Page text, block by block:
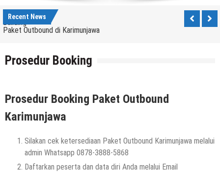
Recent News
Building
Paket Outbound di Karimunjawa
Snorkeling Karimunjawa setelah Outing dan
Prosedur Booking
Prosedur Booking Paket Outbound
Karimunjawa
Silakan cek ketersediaan Paket Outbound Karimunjawa melalui
admin Whatsapp 0878-3888-5868
Daftarkan peserta dan data diri Anda melalui Email